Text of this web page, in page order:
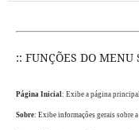
:: FUNÇÕES DO MENU
Página Inicial: Exibe a página
Sobre: Exibe informações gerais sobre